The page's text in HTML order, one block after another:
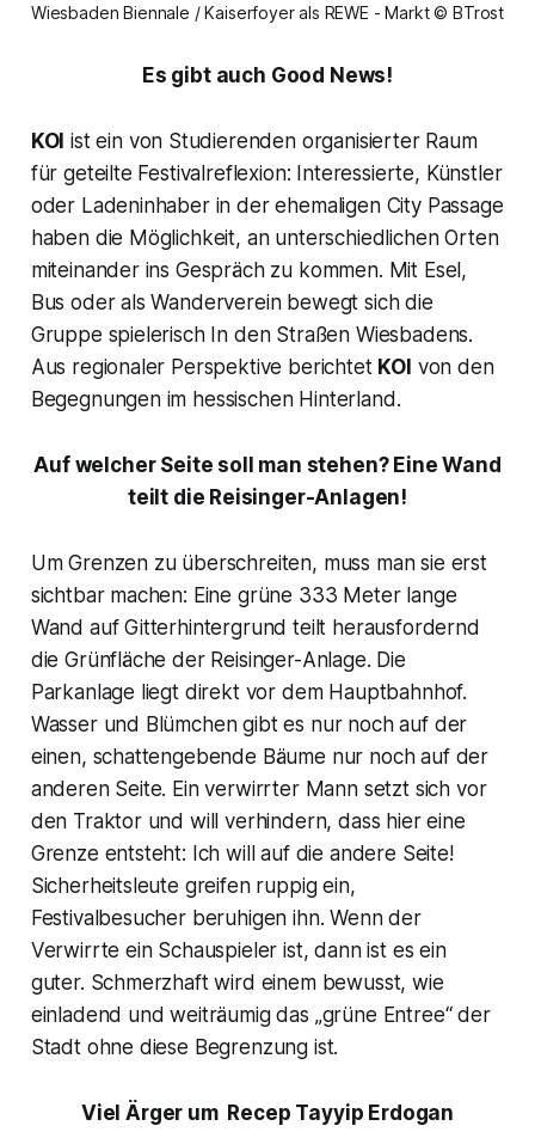
Wiesbaden Biennale / Kaiserfoyer als REWE - Markt © BTrost
Es gibt auch Good News!
KOI ist ein von Studierenden organisierter Raum
für geteilte Festivalreflexion: Interessierte, Künstler
oder Ladeninhaber in der ehemaligen City Passage
haben die Möglichkeit, an unterschiedlichen Orten
miteinander ins Gespräch zu kommen. Mit Esel,
Bus oder als Wanderverein bewegt sich die
Gruppe spielerisch In den Straßen Wiesbadens.
Aus regionaler Perspektive berichtet KOI von den
Begegnungen im hessischen Hinterland.
Auf welcher Seite soll man stehen? Eine Wand
teilt die Reisinger-Anlagen!
Um Grenzen zu überschreiten, muss man sie erst
sichtbar machen: Eine grüne 333 Meter lange
Wand auf Gitterhintergrund teilt herausfordernd
die Grünfläche der Reisinger-Anlage. Die
Parkanlage liegt direkt vor dem Hauptbahnhof.
Wasser und Blümchen gibt es nur noch auf der
einen, schattengebende Bäume nur noch auf der
anderen Seite. Ein verwirrter Mann setzt sich vor
den Traktor und will verhindern, dass hier eine
Grenze entsteht: Ich will auf die andere Seite!
Sicherheitsleute greifen ruppig ein,
Festivalbesucher beruhigen ihn. Wenn der
Verwirrte ein Schauspieler ist, dann ist es ein
guter. Schmerzhaft wird einem bewusst, wie
einladend und weiträumig das „grüne Entree“ der
Stadt ohne diese Begrenzung ist.
Viel Ärger um Recep Tayyip Erdogan